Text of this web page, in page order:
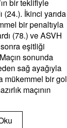
bir teklifiyle
(24.). İkinci yarıda
bir penaltıyla
(78.) ve ASVH
eşitliği
sonunda
sağ ayağıyla
mükemmel bir gol
maçının